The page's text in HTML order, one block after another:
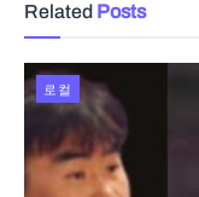
Related Posts
로컬